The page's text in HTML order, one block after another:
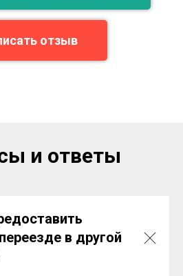
отзыв
и ответы
в другой